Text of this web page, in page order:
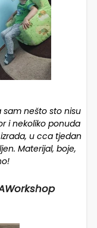
sam nešto sto nisu
i nekoliko ponuda
u cca tjedan
Materijal, boje,